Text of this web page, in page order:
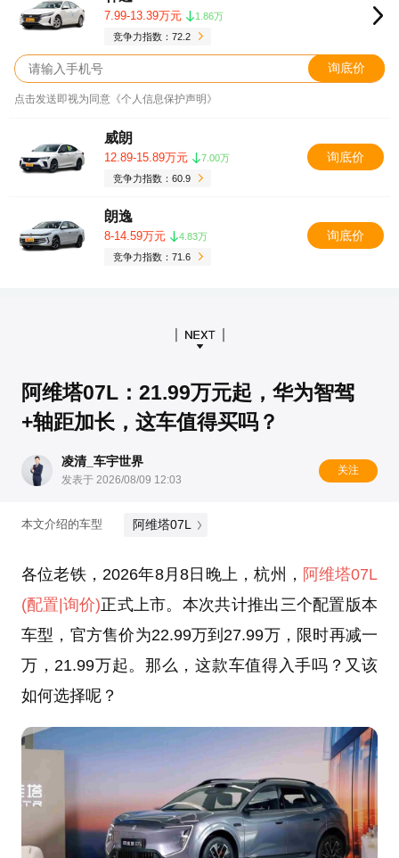
7.99-13.39万元
1.86万
竞争力指数：72.2
询底价
点击发送即视为同意《个人信息保护声明》
威朗
12.89-15.89万元
7.00万
竞争力指数：60.9
询底价
朗逸
8-14.59万元
4.83万
竞争力指数：71.6
询底价
阿维塔07L：21.99万元起，华为智驾
+轴距加长，这车值得买吗？
凌清_车宇世界
发表于 2026/08/09 12:03
关注
本文介绍的车型 阿维塔07L
各位老铁，2026年8月8日晚上，杭州， 阿维塔07L
(配置|询价)正式上市。本次共计推出三个配置版本
车型，官方售价为22.99万到27.99万，限时再减一
万，21.99万起。那么，这款车值得入手吗？又该
如何选择呢？